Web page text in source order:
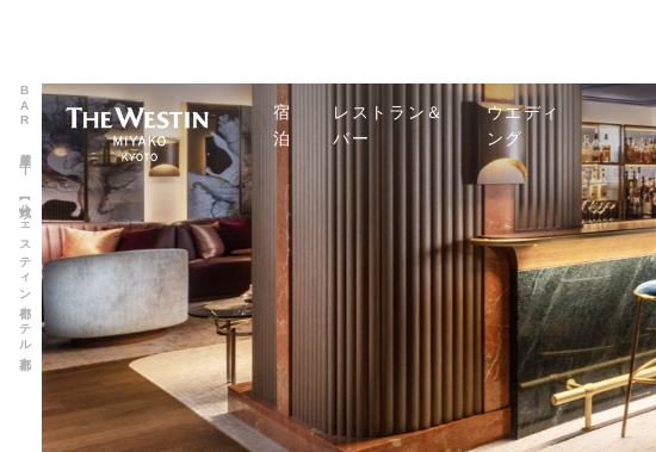
BAR 麓座 | 【公式】ウェスティン都ホテル京都
宿
泊
レストラン＆
バー
ウエディ
ング